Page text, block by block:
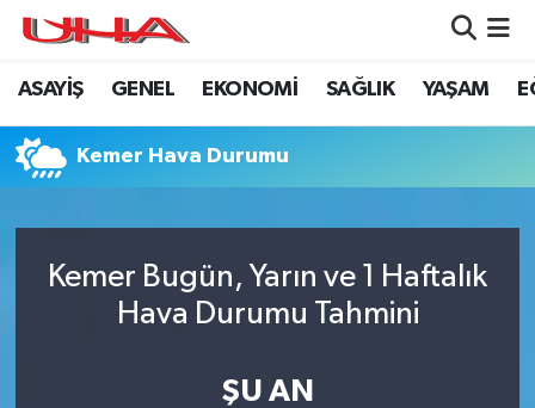
ASAYİŞ GENEL EKONOMİ SAĞLIK YAŞAM
Kemer Hava Durumu
Kemer Bugün, Yarın ve 1 Haftalık
Hava Durumu Tahmini
ŞU AN
ASAYİŞ
GÜNDEM
YAŞAM
Nöbetçi Eczaneler
Hava Durumu
Trafik Durumu